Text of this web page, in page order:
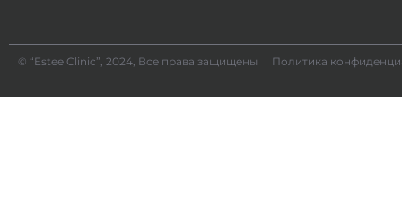
© “Estee Clinic”, 2024, Все права защищены Политика